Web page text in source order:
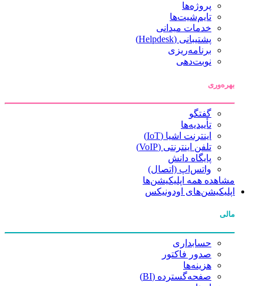
پروژه‌ها
تایم‌شیت‌ها
خدمات میدانی
پشتیبانی (Helpdesk)
برنامه‌ریزی
نوبت‌دهی
بهره‌وری
گفتگو
تأییدیه‌ها
اینترنت اشیا (IoT)
تلفن اینترنتی (VoIP)
پایگاه دانش
واتس‌اپ (اتصال)
مشاهده همه اپلیکیشن‌ها
اپلیکیشن‌های اودونیکس
مالی
حسابداری
صدور فاکتور
هزینه‌ها
صفحه‌گسترده (BI)